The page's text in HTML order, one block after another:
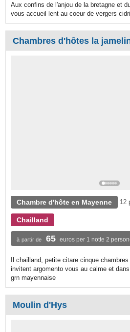
Aux confins de l'anjou de la bretagne et
vous accueil lent au coeur de vergers
Chambres d'hôtes la
Chambre d'hôte en Mayenne 12
Chailland
à partir de 65 euros per 1 notte 2
Il chailland, petite citare cinque
invitent argomento vous au calme et
grn mayennaise
Moulin d'Hys